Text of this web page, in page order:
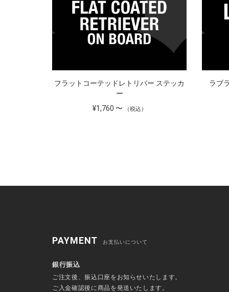
フラットコーテッドレトリバー ステッカ
ー
¥1,760 〜
ラブ
PAYMENT お支払いについて
銀行振込
ご注文後、振込口座をお知らせいたします。
ご入金確認後に商品を発送いたします。